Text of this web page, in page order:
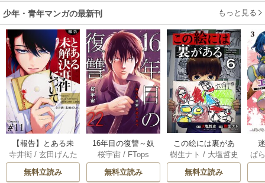
少年・青年マンガの最新刊 もっと見る
【報告】とある未
解決事件について 1
1巻
寺井衒/ 玄田げんた
無料立読み
16年目の復讐～奴
らを地獄に送るま
で 22巻
桜宇宙 / FTops
無料立読み
この絵には裏があ
る 6巻
樹生ナト / 大塩哲史
無料立読み
ぱ